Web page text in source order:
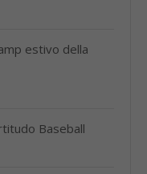
estivo della
Baseball